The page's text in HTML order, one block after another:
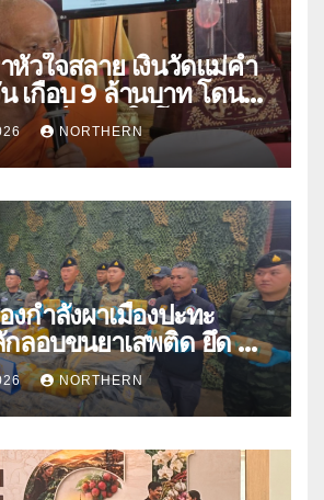
วใจสลาย เงินวัดแม่คำ
เกือบ 9 ล้านบาท โดน
เตอร์หลอกให้โอนข้าม
ญชี
NORTHERN
งกำลังผาเมืองปะทะ
ลอบขนยาเสพติด ยึด 2
NORTHERN